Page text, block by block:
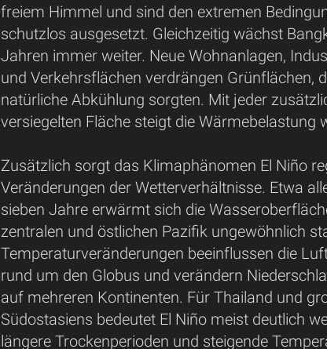
freiem Himmel und sind den extremen
schutzlos ausgesetzt. Gleichzeitig wächst
Jahren immer weiter. Neue Wohnanlagen,
und Verkehrsflächen verdrängen Grünflächen,
natürliche Abkühlung sorgten. Mit jeder
versiegelten Fläche steigt die Wärmebelastung
Zusätzlich sorgt das Klimaphänomen El Niño
Veränderungen der Wetterverhältnisse. Etwa
sieben Jahre erwärmt sich die
zentralen und östlichen Pazifik ungewöhnlich
Temperaturveränderungen beeinflussen die
rund um den Globus und verändern
auf mehreren Kontinenten. Für Thailand und
Südostasiens bedeutet El Niño meist deutlich
längere Trockenperioden und steigende